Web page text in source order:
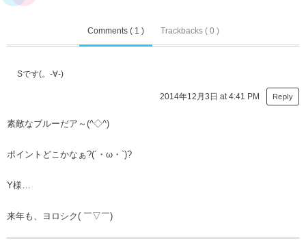
Comments ( 1 ) Trackbacks ( 0 )
Sです(。-∀-)
2014年12月3日 at 4:41 PM Reply
素敵なブルーだア～(^◇^)
ポイントどこかなぁ?(´・ω・`)?
Y様…
来年も、ヨロシク( ￣▽￣)